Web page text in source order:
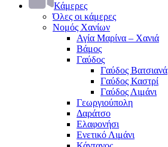
Κάμερες
Όλες οι κάμερες
Νομός Χανίων
Αγία Μαρίνα – Χανιά
Βάμος
Γαύδος
Γαύδος Βατσιανά
Γαύδος Καστρί
Γαύδος Λιμάνι
Γεωργιούπολη
Δαράτσο
Ελαφονήσι
Ενετικό Λιμάνι